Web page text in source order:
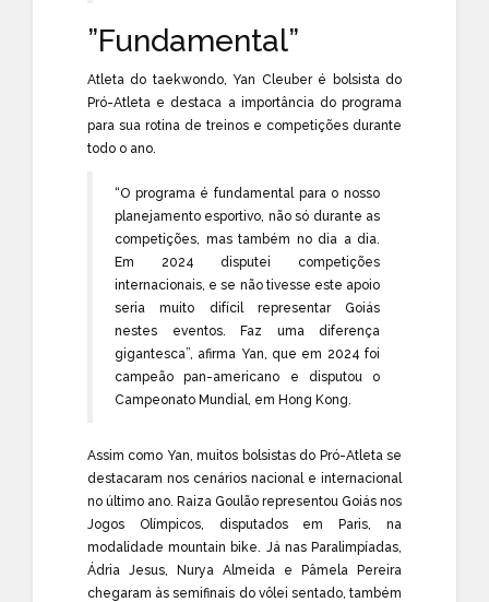
”Fundamental”
Atleta do taekwondo, Yan Cleuber é bolsista do
Pró-Atleta e destaca a importância do programa
para sua rotina de treinos e competições durante
todo o ano.
“O programa é fundamental para o nosso
planejamento esportivo, não só durante as
competições, mas também no dia a dia.
Em 2024 disputei competições
internacionais, e se não tivesse este apoio
seria muito difícil representar Goiás
nestes eventos. Faz uma diferença
gigantesca”, afirma Yan, que em 2024 foi
campeão pan-americano e disputou o
Campeonato Mundial, em Hong Kong.
Assim como Yan, muitos bolsistas do Pró-Atleta se
destacaram nos cenários nacional e internacional
no último ano. Raiza Goulão representou Goiás nos
Jogos Olímpicos, disputados em Paris, na
modalidade mountain bike. Já nas Paralimpíadas,
Ádria Jesus, Nurya Almeida e Pâmela Pereira
chegaram às semifinais do vôlei sentado, também